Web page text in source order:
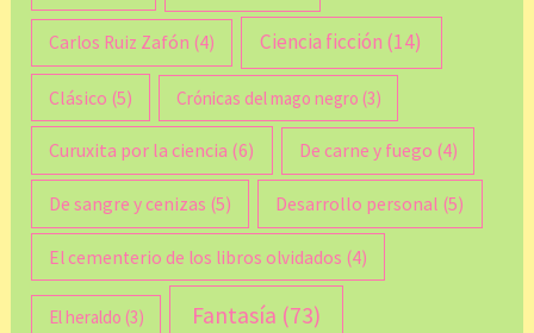
Carlos Ruiz Zafón (4) Ciencia ficción (14)
Clásico (5) Crónicas del mago negro (3)
Curuxita por la ciencia (6) De carne y fuego (4)
De sangre y cenizas (5) Desarrollo personal (5)
El cementerio de los libros olvidados (4)
El heraldo (3) Fantasía (73)